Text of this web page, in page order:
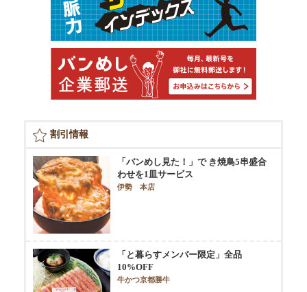
割引情報
「バンめし見た！」で き焼鳥5串盛合
わせを1皿サービス
伊勢 本店
「と暮らすメンバー限定」全品
10%OFF
牛かつ京都勝牛